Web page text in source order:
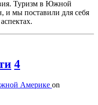
Туризм в Южной
и мы поставили для себя
4
Америке on